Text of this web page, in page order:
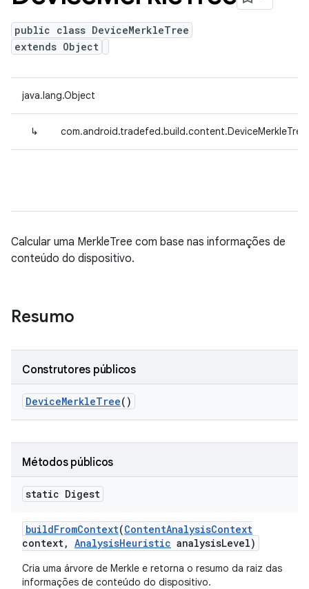
public class DeviceMerkleTree
extends Object
java.lang.Object
↳ com.android.tradefed.build.content.DeviceMerkleTree
Calcular uma MerkleTree com base nas informações de
conteúdo do dispositivo.
Resumo
Construtores públicos
DeviceMerkleTree()
Métodos públicos
static Digest
buildFromContext(ContentAnalysisContext
context, AnalysisHeuristic analysisLevel)
Cria uma árvore de Merkle e retorna o resumo da raiz das
informações de conteúdo do dispositivo.